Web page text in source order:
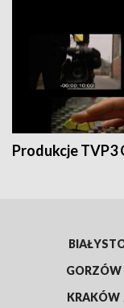
Produkcje TVP3
GORZÓW
KRAKÓW